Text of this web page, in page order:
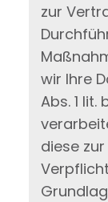
zur
wir Ihre
Abs. 1 lit.
diese